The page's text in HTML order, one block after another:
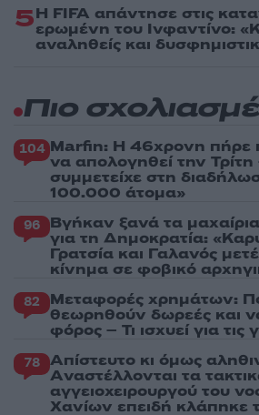
5Η FIFA απάντησε στις
ερωμένη του Ινφαντίνο:
αναληθείς και
Πιο
104 Marfin: Η 46χρονη πήρε
να απολογηθεί την
συμμετείχε στη
100.000 άτομα»
96 Βγήκαν ξανά τα
για τη Δημοκρατία:
Γρατσία και Γαλανός
κίνημα σε φοβικό
82 Μεταφορές χρημάτων:
θεωρηθούν δωρεές και
φόρος – Τι ισχυεί για τις
78 Απίστευτο κι όμως
Aναστέλλονται τα
αγγειοχειρουργού του
Χανίων επειδή κλάπηκε